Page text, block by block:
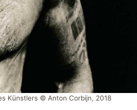
Künstlers © Anton Corbijn, 2018